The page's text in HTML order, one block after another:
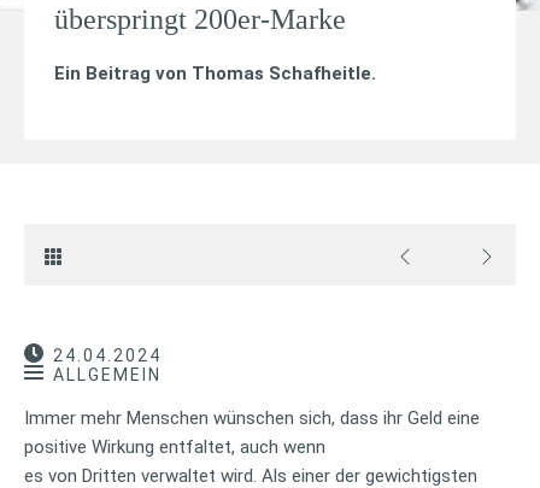
überspringt 200er-Marke
Ein Beitrag von Thomas Schafheitle.
24.04.2024
ALLGEMEIN
Immer mehr Menschen wünschen sich, dass ihr Geld eine
positive Wirkung entfaltet, auch wenn
es von Dritten verwaltet wird. Als einer der gewichtigsten